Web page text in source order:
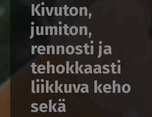
Kivuton,
jumiton,
rennosti ja
tehokkaasti
liikkuva keho
sekä